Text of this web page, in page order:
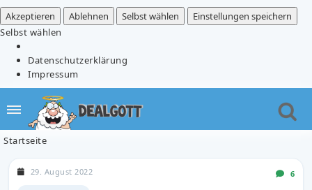
Akzeptieren
Ablehnen Selbst wählen
Einstellungen speichern
Selbst wählen
Datenschutzerklärung
Impressum
Startseite
29. August 2022 6